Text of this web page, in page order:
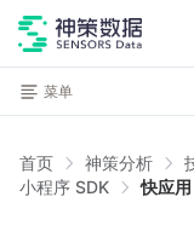
菜单
首页 神策分析
小程序 SDK
快应